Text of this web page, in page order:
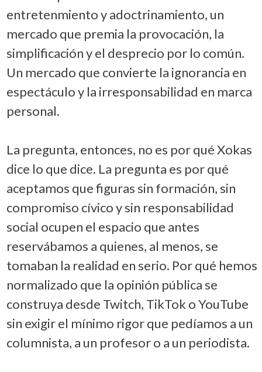
entretenmiento y adoctrinamiento, un
mercado que premia la provocación, la
simplificación y el desprecio por lo común.
Un mercado que convierte la ignorancia en
espectáculo y la irresponsabilidad en marca
personal.
La pregunta, entonces, no es por qué Xokas
dice lo que dice. La pregunta es por qué
aceptamos que figuras sin formación, sin
compromiso cívico y sin responsabilidad
social ocupen el espacio que antes
reservábamos a quienes, al menos, se
tomaban la realidad en serio. Por qué hemos
normalizado que la opinión pública se
construya desde Twitch, TikTok o YouTube
sin exigir el mínimo rigor que pedíamos a un
columnista, a un profesor o a un periodista.